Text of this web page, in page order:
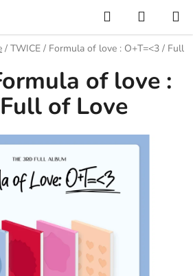
Hľadať
KOŠÍK
/ TWICE / Formula of love : O+T=<3 / Full
of love :
of Love